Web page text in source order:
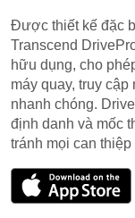
Được thiết kế đặc
Transcend
hữu dụng, cho
máy quay, truy
nhanh chóng.
định danh và mốc
tránh mọi can